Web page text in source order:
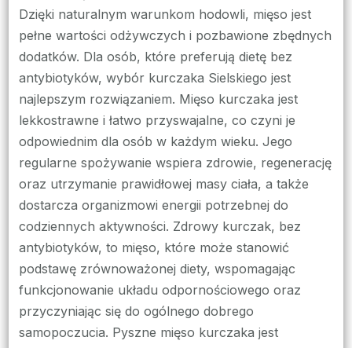
Dzięki naturalnym warunkom hodowli, mięso jest
pełne wartości odżywczych i pozbawione zbędnych
dodatków. Dla osób, które preferują dietę bez
antybiotyków, wybór kurczaka Sielskiego jest
najlepszym rozwiązaniem. Mięso kurczaka jest
lekkostrawne i łatwo przyswajalne, co czyni je
odpowiednim dla osób w każdym wieku. Jego
regularne spożywanie wspiera zdrowie, regenerację
oraz utrzymanie prawidłowej masy ciała, a także
dostarcza organizmowi energii potrzebnej do
codziennych aktywności. Zdrowy kurczak, bez
antybiotyków, to mięso, które może stanowić
podstawę zrównoważonej diety, wspomagając
funkcjonowanie układu odpornościowego oraz
przyczyniając się do ogólnego dobrego
samopoczucia. Pyszne mięso kurczaka jest